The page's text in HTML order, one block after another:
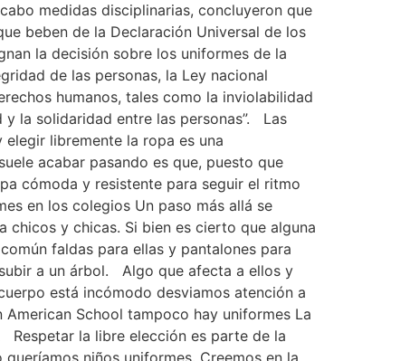
medidas disciplinarias, concluyeron que
beben de la Declaración Universal de los
la decisión sobre los uniformes de la
de las personas, la Ley nacional
humanos, tales como la inviolabilidad
la solidaridad entre las personas”. Las
libremente la ropa es una
acabar pasando es que, puesto que
cómoda y resistente para seguir el ritmo
en los colegios Un paso más allá se
chicos y chicas. Si bien es cierto que alguna
faldas para ellas y pantalones para
a un árbol. Algo que afecta a ellos y
está incómodo desviamos atención a
School tampoco hay uniformes La
Respetar la libre elección es parte de la
niños uniformes. Creemos en la